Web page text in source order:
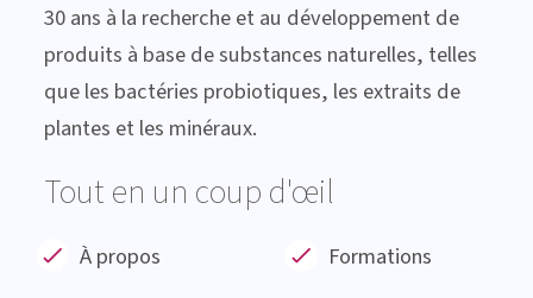
30 ans à la recherche et au développement de
produits à base de substances naturelles, telles
que les bactéries probiotiques, les extraits de
plantes et les minéraux.
Tout en un coup d'œil
À propos
Formations